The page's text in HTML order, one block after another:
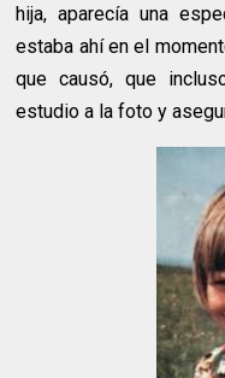
hija, aparecía una
estaba ahí en el
que causó, que
estudio a la foto y